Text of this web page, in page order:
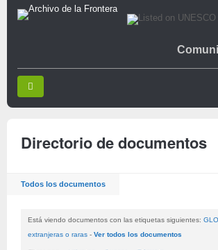
Directorio de documentos
Todos los documentos
Está viendo documentos con las etiquetas siguientes:
extranjeras o raras - Ver todos los documentos